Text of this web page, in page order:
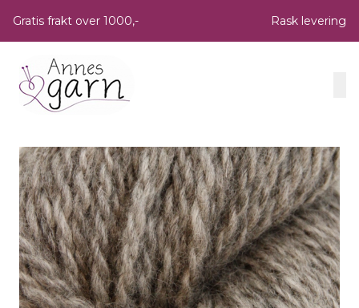
Gratis frakt over 1000,- Rask levering